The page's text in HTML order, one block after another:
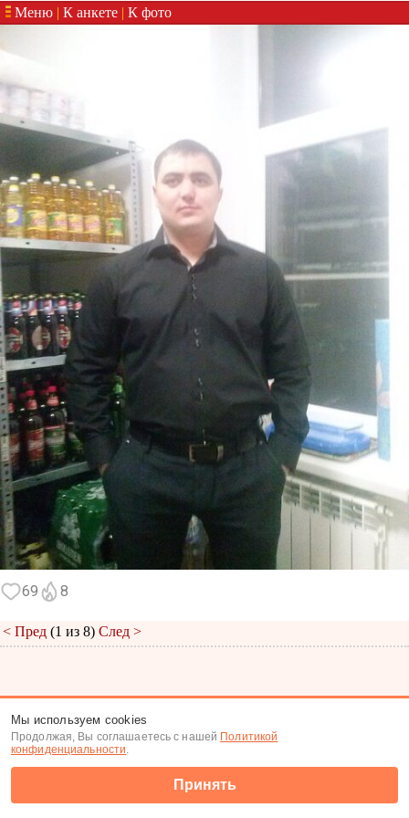
Меню | К анкете | К фото
69 8
< Пред (1 из 8) След >
(c) Tabor.ru 2026
Мы используем cookies
Продолжая, Вы соглашаетесь с нашей Политикой
конфиденциальности.
Принять